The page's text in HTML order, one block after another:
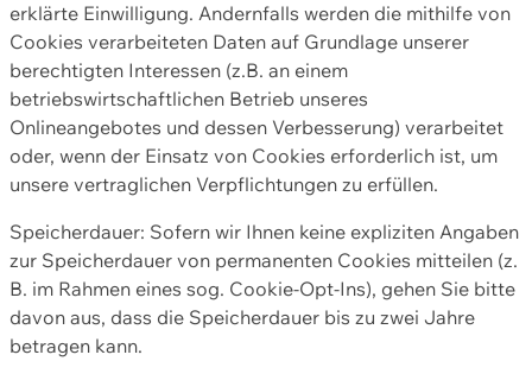
erklärte Einwilligung. Andernfalls werden die mithilfe von
Cookies verarbeiteten Daten auf Grundlage unserer
berechtigten Interessen (z.B. an einem
betriebswirtschaftlichen Betrieb unseres
Onlineangebotes und dessen Verbesserung) verarbeitet
oder, wenn der Einsatz von Cookies erforderlich ist, um
unsere vertraglichen Verpflichtungen zu erfüllen.
Speicherdauer: Sofern wir Ihnen keine expliziten Angaben
zur Speicherdauer von permanenten Cookies mitteilen (z.
B. im Rahmen eines sog. Cookie-Opt-Ins), gehen Sie bitte
davon aus, dass die Speicherdauer bis zu zwei Jahre
betragen kann.